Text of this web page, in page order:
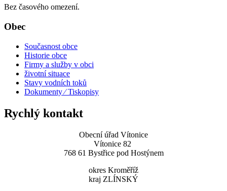
Bez časového omezení.
Obec
Současnost obce
Historie obce
Firmy a služby v obci
životní situace
Stavy vodních toků
Dokumenty ⁄ Tiskopisy
Rychlý kontakt
Obecní úřad Vítonice
Vítonice 82
768 61 Bystřice pod Hostýnem
okres Kroměříž
kraj ZLÍNSKÝ